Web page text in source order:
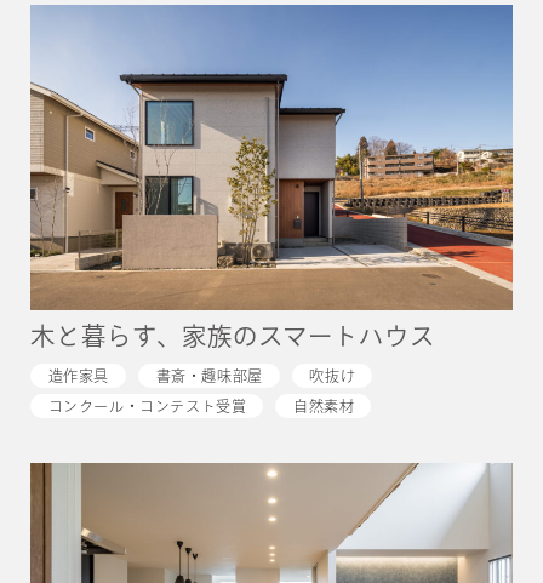
木と暮らす、家族のスマートハウス
造作家具 書斎・趣味部屋 吹抜け
コンクール・コンテスト受賞 自然素材